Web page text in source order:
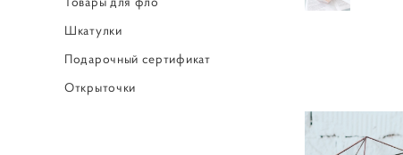
Шкатулки
Подарочный сертификат
Открыточки